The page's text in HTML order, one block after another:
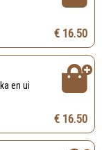
€ 16.50
en ui
€ 16.50